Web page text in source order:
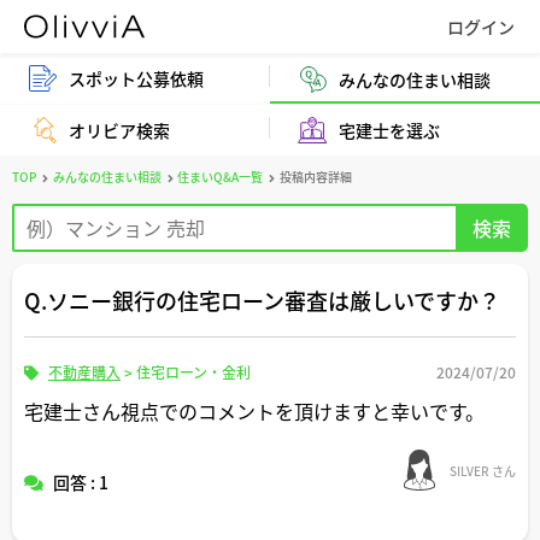
スポット公募依頼 みんなの住まい相談
オリビア検索 宅建士を選ぶ
TOP みんなの住まい相談 住まいQ&A一覧 投稿内容詳細
Q.ソニー銀行の住宅ローン審査は厳しいですか？
不動産購入 >住宅ローン・金利 2024/07/20
宅建士さん視点でのコメントを頂けますと幸いです。
回答 : 1 SILVER さん